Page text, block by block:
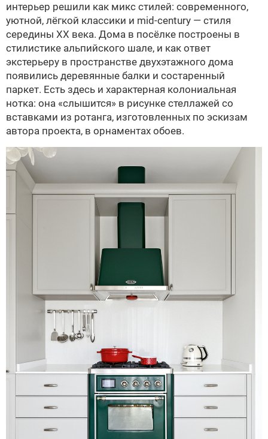
интерьер решили как микс стилей: современного,
уютной, лёгкой классики и mid-century — стиля
середины ХХ века. Дома в посёлке построены в
стилистике альпийского шале, и как ответ
экстерьеру в пространстве двухэтажного дома
появились деревянные балки и состаренный
паркет. Есть здесь и характерная колониальная
нотка: она «слышится» в рисунке стеллажей со
вставками из ротанга, изготовленных по эскизам
автора проекта, в орнаментах обоев.